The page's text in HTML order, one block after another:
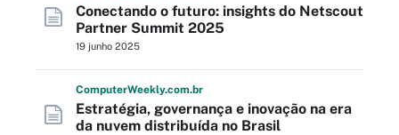
Conectando o futuro: insights do Netscout
Partner Summit 2025
19 junho 2025
ComputerWeekly.com.br
Estratégia, governança e inovação na era
da nuvem distribuída no Brasil